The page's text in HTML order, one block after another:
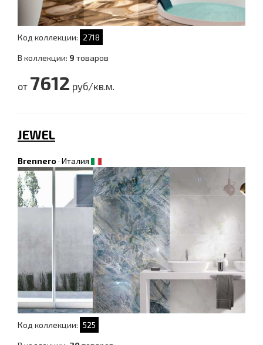
Код коллекции: 2718
В коллекции: 9 товаров
от 7612 руб/кв.м.
JEWEL
Brennero· Италия
Код коллекции: 525